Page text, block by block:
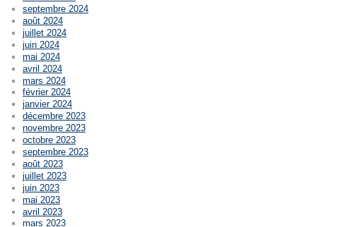
septembre 2024
août 2024
juillet 2024
juin 2024
mai 2024
avril 2024
mars 2024
février 2024
janvier 2024
décembre 2023
novembre 2023
octobre 2023
septembre 2023
août 2023
juillet 2023
juin 2023
mai 2023
avril 2023
mars 2023